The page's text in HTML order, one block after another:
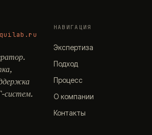
систем.
НАВИГАЦИЯ
Экспертиза
Подход
Процесс
О компании
Контакты